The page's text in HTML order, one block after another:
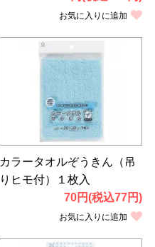
お気に入りに追加
カラータオルぞうきん（吊
りヒモ付）１枚入
70円(税込77円)
お気に入りに追加